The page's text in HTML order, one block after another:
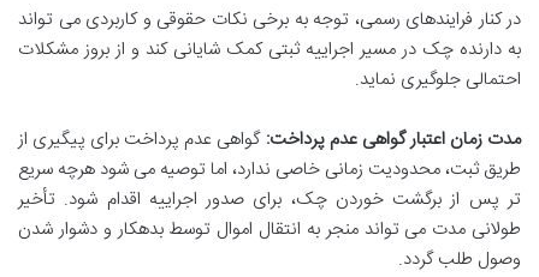
در کنار فرایندهای رسمی، توجه به برخی نکات حقوقی و کاربردی می تواند
به دارنده چک در مسیر اجراییه ثبتی کمک شایانی کند و از بروز مشکلات
احتمالی جلوگیری نماید.
مدت زمان اعتبار گواهی عدم پرداخت: گواهی عدم پرداخت برای پیگیری از
طریق ثبت، محدودیت زمانی خاصی ندارد، اما توصیه می شود هرچه سریع
تر پس از برگشت خوردن چک، برای صدور اجراییه اقدام شود. تأخیر
طولانی مدت می تواند منجر به انتقال اموال توسط بدهکار و دشوار شدن
وصول طلب گردد.